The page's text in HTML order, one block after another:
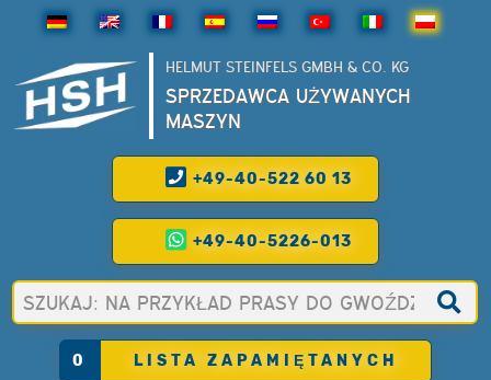
HELMUT STEINFELS GMBH & CO. KG
SPRZEDAWCA UŻYWANYCH
MASZYN
+49-40-522 60 13
+49-40-5226-013
0 LISTA ZAPAMIĘTANYCH